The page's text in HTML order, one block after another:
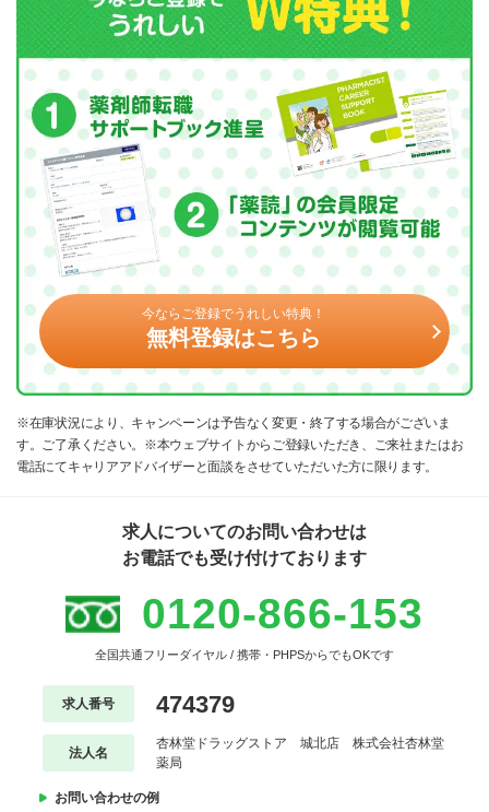
今ならご登録でうれしい特典！
無料登録はこちら
※在庫状況により、キャンペーンは予告なく変更・終了する場合がございま
す。ご了承ください。※本ウェブサイトからご登録いただき、ご来社またはお
電話にてキャリアアドバイザーと面談をさせていただいた方に限ります。
求人についてのお問い合わせは
お電話でも受け付けております
0120-866-153
全国共通フリーダイヤル / 携帯・PHPSからでもOKです
求人番号 474379
法人名
杏林堂ドラッグストア 城北店 株式会社杏林堂
薬局
お問い合わせの例